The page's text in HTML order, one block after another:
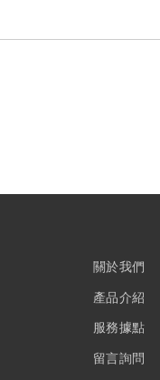
關於我們
產品介紹
服務據點
留言詢問